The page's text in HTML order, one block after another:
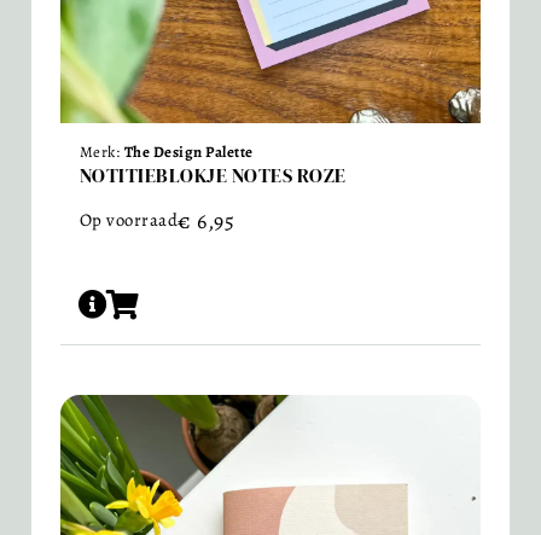
Merk: The Design Palette
NOTITIEBLOKJE NOTES ROZE
Op voorraad€ 6,95